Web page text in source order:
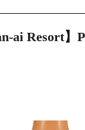
ai Resort